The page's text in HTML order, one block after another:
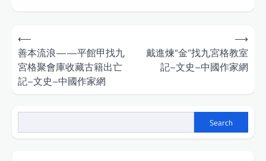
Post
navigation
⟵
善本流浪——平館甲找九
宮格聚會庫收藏古籍出亡
記–文史–中國作家網
戴進煉“金”找九宮格教室
記–文史–中國作家網
⟶
Search